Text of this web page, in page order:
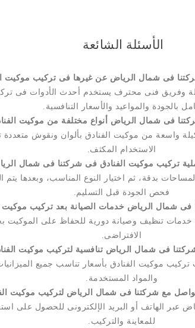
الأسئلة الشائعة
وفريق فنى محترف يستخدم أحدث الأدوات فى
بالجودة والمواعيد والأسعار التنافسية.
واسعة من موكيت الفنادق بألوان ونقوش متعددة
الاستخدام المكثف.
بدقة، ثم اختيار النوع المناسب، وبعدها
فحص الجودة قبل التسليم.
تنظيف وصيانة دورية للحفاظ على الموكيت
الافتراضى.
موكيت الفنادق بأسعار تناسب جميع
والمواد المستخدمة.
عبر الهاتف أو البريد الإلكترونى للحصول على
للمعاينة والتركيب.